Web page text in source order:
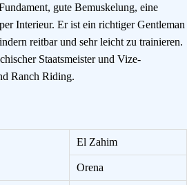
gute Bemuskelung, eine
Interieur. Er ist ein richtiger Gentleman
reitbar und sehr leicht zu trainieren.
Staatsmeister und Vize-
Ranch Riding.
El Zahim
Orena